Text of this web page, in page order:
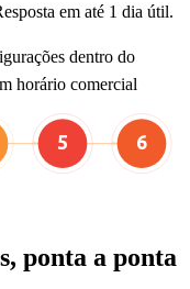
em até 1 dia útil.
dentro do
horário comercial
5 6
ponta a ponta